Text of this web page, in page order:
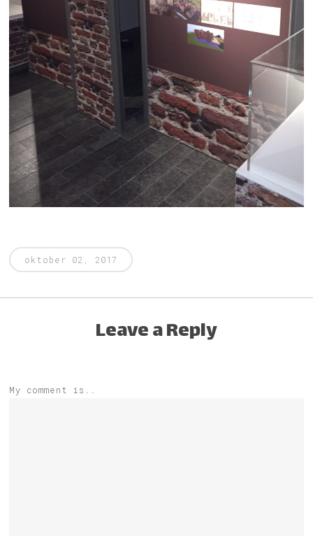
oktober 02, 2017
Leave a Reply
My comment is..